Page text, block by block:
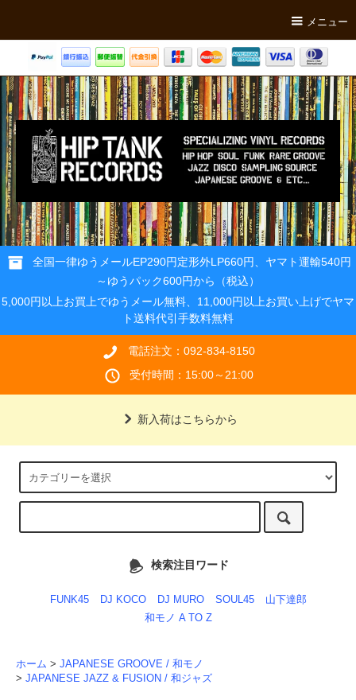
メニュー
全国一律ゆうメールEP290円定形外LP660円、ヤマト運輸540円
～ゆうパック600円から（税込）
5,000円以上お買上でゆうメール無料、11,000円以上お買い上げでヤマ
ト送料代引手数料無料
電話注文：092-834-8150
受付時間：15:00～21:00
新入荷はこちらから
検索注目ワード
FUNK45 DJ KOCO DJ MURO SOUL45
山下達郎
和モノ A TO Z
ホーム > JAPANESE GROOVE / 和モノ
> JAPANESE JAZZ & FUSION / 和ジャズ